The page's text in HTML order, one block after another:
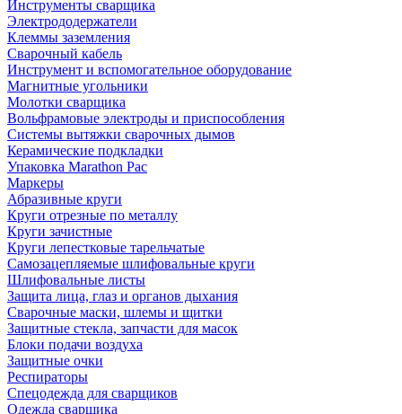
Инструменты сварщика
Электрододержатели
Клеммы заземления
Сварочный кабель
Инструмент и вспомогательное оборудование
Магнитные угольники
Молотки сварщика
Вольфрамовые электроды и приспособления
Системы вытяжки сварочных дымов
Керамические подкладки
Упаковка Marathon Pac
Маркеры
Абразивные круги
Круги отрезные по металлу
Круги зачистные
Круги лепестковые тарельчатые
Самозацепляемые шлифовальные круги
Шлифовальные листы
Защита лица, глаз и органов дыхания
Сварочные маски, шлемы и щитки
Защитные стекла, запчасти для масок
Блоки подачи воздуха
Защитные очки
Респираторы
Спецодежда для сварщиков
Одежда сварщика